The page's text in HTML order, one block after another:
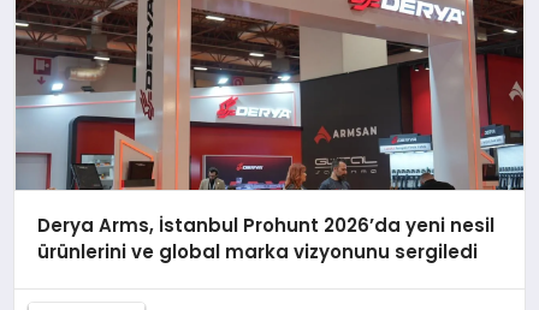
Derya Arms, İstanbul Prohunt 2026’da yeni nesil
ürünlerini ve global marka vizyonunu sergiledi